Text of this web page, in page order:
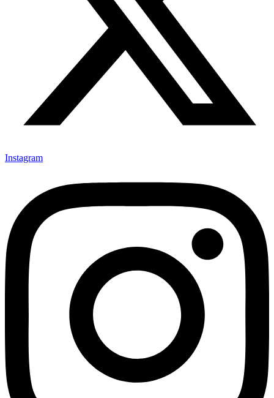
Instagram